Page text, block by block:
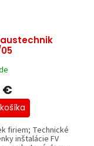
€
firiem; Technické
inštalácie FV